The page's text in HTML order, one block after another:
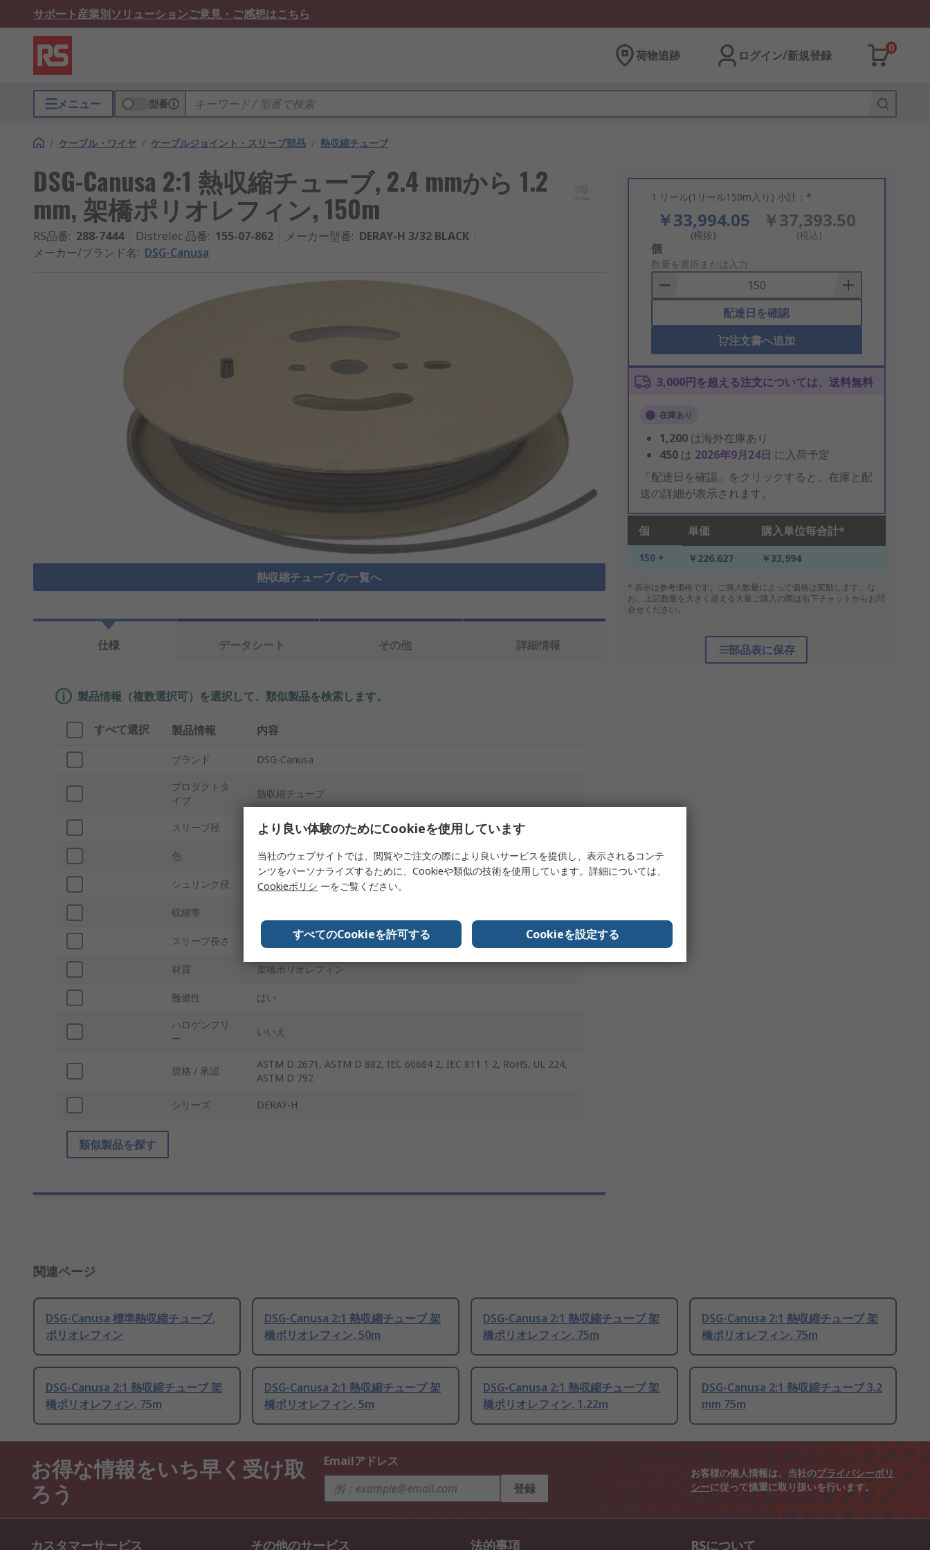
サポート産業別ソリューションご意見・ご感想はこちら
荷物追跡 ログイン/新規登録
0
メニュー 型番
/ ケーブル・ワイヤ / ケーブルジョイント・スリーブ部品 / 熱収縮チューブ
DSG-Canusa 2:1 熱収縮チューブ, 2.4 mmから 1.2
mm, 架橋ポリオレフィン, 150m
RS品番: 288-7444 Distrelec 品番: 155-07-862 メーカー型番: DERAY-H 3/32 BLACK
メーカー/ブランド名: DSG-Canusa
熱収縮チューブ の一覧へ
1 リール(1リール150m入り) 小計：*
￥33,994.05
(税抜)
￥37,393.50
(税込)
Add
to
Basket
個
数量を選択または入力
配達日を確認
注文書へ追加
3,000円を超える注文については、送料無料
在庫あり
1,200 は海外在庫あり
450 は 2026年9月24日 に入荷予定
「配達日を確認」をクリックすると、在庫と配
送の詳細が表示されます。
個 単価 購入単位毎合計*
150 + ￥226.627 ￥33,994
* 表示は参考価格です。ご購入数量によって価格は変動します。な
お、上記数量を大きく超える大量ご購入の際は右下チャットからお問
合せください。
部品表に保存
仕様 データシート その他 詳細情報
製品情報（複数選択可）を選択して、類似製品を検索します。
すべて選択 製品情報 内容
ブランド DSG-Canusa
プロダクトタ
イプ
熱収縮チューブ
スリーブ径 2.4mm
色 黒
シュリンク径 1.2mm
収縮率
スリーブ長さ 150m
材質 架橋ポリオレフィン
難燃性 はい
ハロゲンフリ
ー
いいえ
規格 / 承認
ASTM D 2671, ASTM D 882, IEC 60684 2, IEC 811 1 2, RoHS, UL 224,
ASTM D 792
シリーズ DERAY-H
類似製品を探す
関連ページ
DSG-Canusa 標準熱収縮チューブ,
ポリオレフィン
DSG-Canusa 2:1 熱収縮チューブ 架
橋ポリオレフィン, 50m
DSG-Canusa 2:1 熱収縮チューブ 架
橋ポリオレフィン, 75m
DSG-Canusa 2:1 熱収縮チューブ 架
橋ポリオレフィン, 75m
DSG-Canusa 2:1 熱収縮チューブ 架
橋ポリオレフィン, 75m
DSG-Canusa 2:1 熱収縮チューブ 架
橋ポリオレフィン, 5m
DSG-Canusa 2:1 熱収縮チューブ 架
橋ポリオレフィン, 1.22m
DSG-Canusa 2:1 熱収縮チューブ 3.2
mm 75m
お得な情報をいち早く受け取
ろう
Emailアドレス
登録
お客様の個人情報は、当社のプライバシーポリ
シーに従って慎重に取り扱いを行います。
カスタマーサービス その他のサービス 法的事項 RSについて
より良い体験のためにCookieを使用しています
当社のウェブサイトでは、閲覧やご注文の際により良いサービスを提供し、表示されるコンテ
ンツをパーソナライズするために、Cookieや類似の技術を使用しています。詳細については、
Cookieポリシ ーをご覧ください。
すべてのCookieを許可する Cookieを設定する